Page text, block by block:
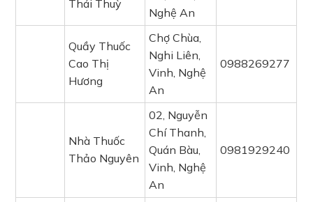
Thái Thuỳ
Nghệ An
Quầy Thuốc
Cao Thị
Hương
Chợ Chùa,
Nghi Liên,
Vinh, Nghệ
An
0988269277
Nhà Thuốc
Thảo Nguyên
02, Nguyễn
Chí Thanh,
Quán Bàu,
Vinh, Nghệ
An
0981929240